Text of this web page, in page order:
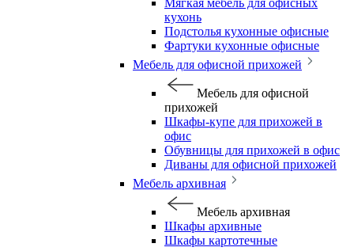
Мягкая мебель для офисных
кухонь
Подстолья кухонные офисные
Фартуки кухонные офисные
Мебель для офисной прихожей
Мебель для офисной
прихожей
Шкафы-купе для прихожей в
офис
Обувницы для прихожей в офис
Диваны для офисной прихожей
Мебель архивная
Мебель архивная
Шкафы архивные
Шкафы картотечные